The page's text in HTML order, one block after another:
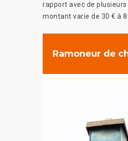
rapport avec de
montant varie de 30 € à
Ramoneur de